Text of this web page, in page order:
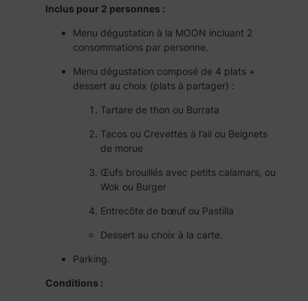
Inclus pour 2 personnes :
Menu dégustation à la MOON incluant 2
consommations par personne.
Menu dégustation composé de 4 plats +
dessert au choix (plats à partager) :
Tartare de thon ou Burrata
Tacos ou Crevettes à l’ail ou Beignets
de morue
Œufs brouillés avec petits calamars, ou
Wok ou Burger
Entrecôte de bœuf ou Pastilla
Dessert au choix à la carte.
Parking.
Conditions :